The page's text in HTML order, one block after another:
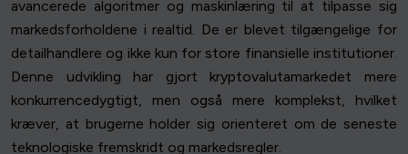
avancerede algoritmer og maskinlæring til at tilpasse sig
markedsforholdene i realtid. De er blevet tilgængelige for
detailhandlere og ikke kun for store finansielle institutioner.
Denne udvikling har gjort kryptovalutamarkedet mere
konkurrencedygtigt, men også mere komplekst, hvilket
kræver, at brugerne holder sig orienteret om de seneste
teknologiske fremskridt og markedsregler.